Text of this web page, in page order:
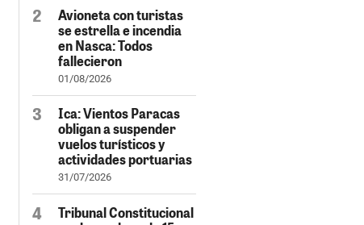
Avioneta con turistas
se estrella e incendia
en Nasca: Todos
fallecieron
01/08/2026
Ica: Vientos Paracas
obligan a suspender
vuelos turísticos y
actividades portuarias
31/07/2026
Tribunal Constitucional